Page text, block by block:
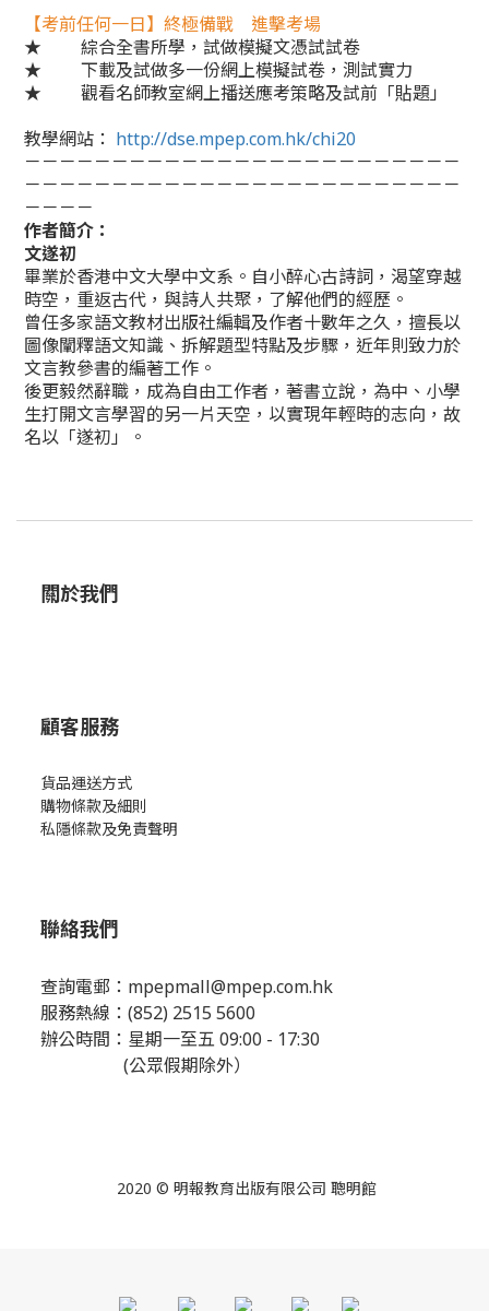
【考前任何一日】終極備戰 進擊考場
★ 綜合全書所學，試做模擬文憑試試卷
★ 下載及試做多一份網上模擬試卷，測試實力
★ 觀看名師教室網上播送應考策略及試前「貼題」
教學網站： http://dse.mpep.com.hk/chi20
－－－－－－－－－－－－－－－－－－－－－－－－－
－－－－－－－－－－－－－－－－－－－－－－－－－
－－－－
作者簡介：
文遂初
畢業於香港中文大學中文系。自小醉心古詩詞，渴望穿越
時空，重返古代，與詩人共聚，了解他們的經歷。
曾任多家語文教材出版社編輯及作者十數年之久，擅長以
圖像闡釋語文知識、拆解題型特點及步驟，近年則致力於
文言教參書的編著工作。
後更毅然辭職，成為自由工作者，著書立說，為中、小學
生打開文言學習的另一片天空，以實現年輕時的志向，故
名以「遂初」。
關於我們
顧客服務
貨品運送方式
購物條款及細則
私隱條款及免責聲明
聯絡我們
查詢電郵： mpepmall@mpep.com.hk
服務熱線：(852) 2515 5600
辦公時間：星期一至五 09:00 - 17:30
(公眾假期除外）
2020 © 明報教育出版有限公司 聰明館